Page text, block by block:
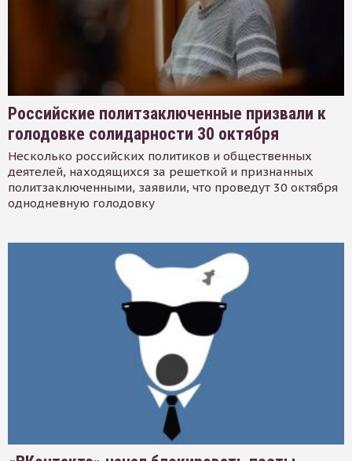
Российские политзаключенные призвали к
голодовке солидарности 30 октября
Несколько российских политиков и общественных
деятелей, находящихся за решеткой и признанных
политзаключенными, заявили, что проведут 30 октября
однодневную голодовку